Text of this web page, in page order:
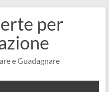
per
e Guadagnare